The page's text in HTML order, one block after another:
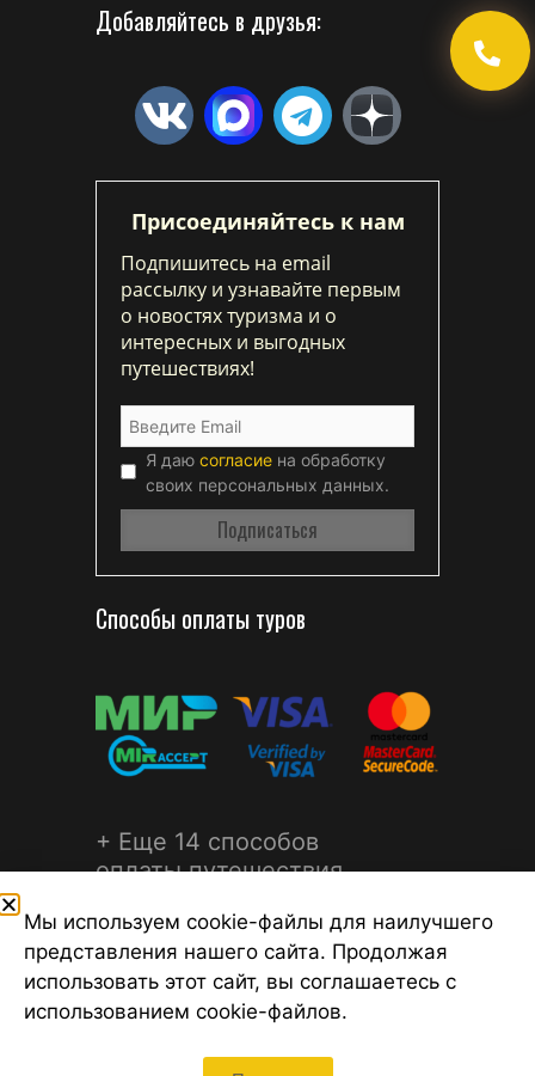
Добавляйтесь в друзья:
Присоединяйтесь к нам
Подпишитесь на email
рассылку и узнавайте первым
о новостях туризма и о
интересных и выгодных
путешествиях!
Я даю согласие на обработку
своих персональных данных.
Способы оплаты туров
+ Еще 14 способов
оплаты путешествия
©2026 Турагентство Турсфера - Поиск туров от надежных
Мы используем cookie-файлы для наилучшего
представления нашего сайта. Продолжая
использовать этот сайт, вы соглашаетесь с
использованием cookie-файлов.